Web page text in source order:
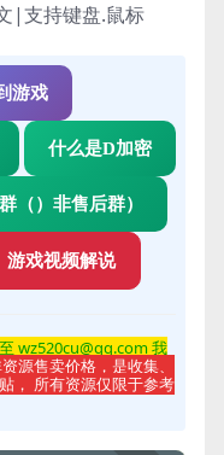
|支持键盘.鼠标
游戏
什么是D加密
（）非售后群）
游戏视频解说
wz520cu@qq.com 我
源售卖价格，是收集、
， 所有资源仅限于参考